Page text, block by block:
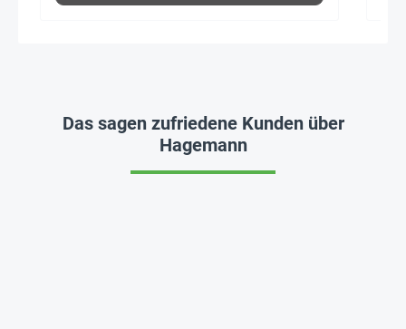
Das sagen zufriedene Kunden über
Hagemann